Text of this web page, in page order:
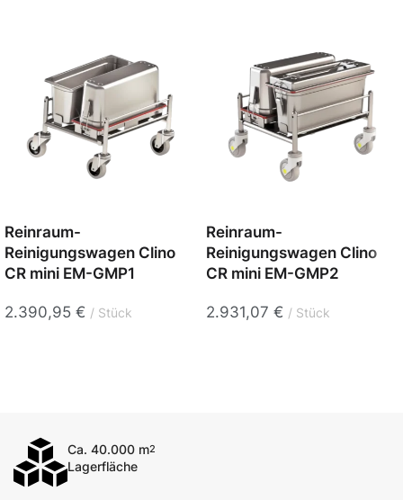
Reinraum-
Reinigungswagen Clino
CR mini EM-GMP1
2.390,95 € Stück
Reinraum-
Reinigungswagen Clino
CR mini EM-GMP2
2.931,07 € Stück
Ca. 40.000 m2
Lagerfläche